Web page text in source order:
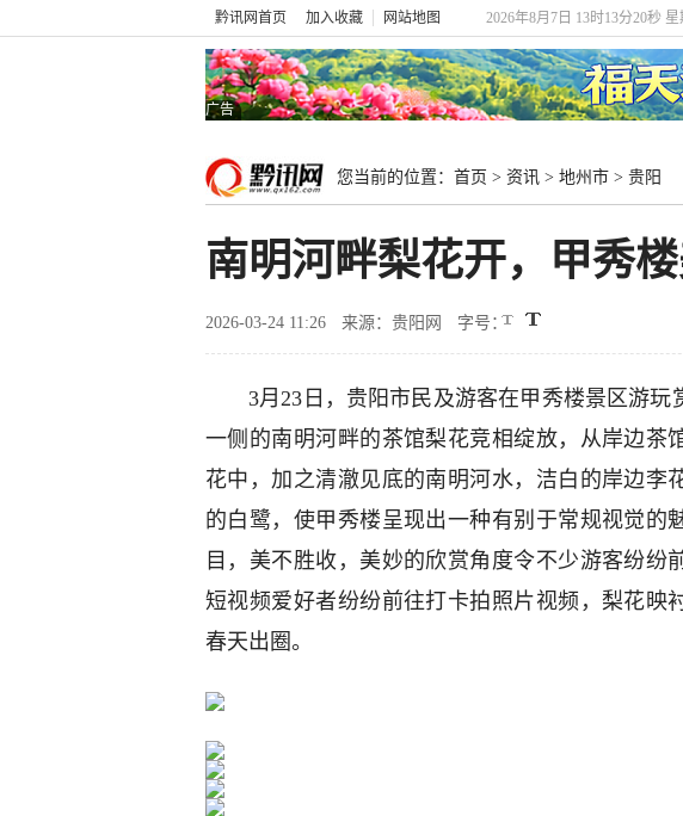
黔讯网首页 加入收藏 网站地图 2026年8月7日 13时13分21秒
广告
您当前的位置： 首页 > 资讯 > 地州市 > 贵阳
南明河畔梨花开，甲秀
2026-03-24 11:26 来源：贵阳网 字号：
3月23日，贵阳市民及游客在甲秀楼景区游
一侧的南明河畔的茶馆梨花竞相绽放，从岸边茶
花中，加之清澈见底的南明河水，洁白的岸边李
的白鹭，使甲秀楼呈现出一种有别于常规视觉的
目，美不胜收，美妙的欣赏角度令不少游客纷纷
短视频爱好者纷纷前往打卡拍照片视频，梨花映
春天出圈。